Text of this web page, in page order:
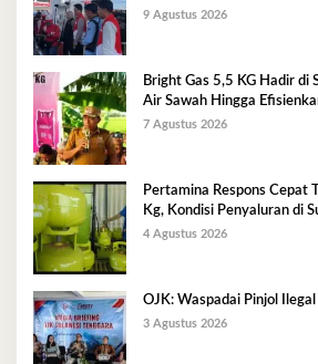
9 Agustus 2026
Bright Gas 5,5 KG Hadir di
Air Sawah Hingga
Kg
7 Agustus 2026
Pertamina Respons Cepat
Kg, Kondisi Penyaluran di
Berlangsung Kondusif
4 Agustus 2026
OJK: Waspadai Pinjol
3 Agustus 2026